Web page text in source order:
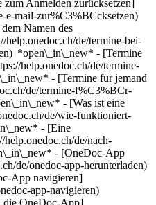
Anmelden zurücksetzen]
e-mail-zur%C3%BCcksetzen)
Namen des
help.onedoc.ch/de/termine-bei-
*open\_in\_new* - [Termine
help.onedoc.ch/de/termine-
- [Termine für jemand
de/termine-f%C3%BCr-
- [Was ist eine
de/wie-funktioniert-
- [Eine
help.onedoc.ch/de/nach-
- [OneDoc-App
de/onedoc-app-herunterladen)
App navigieren]
app-navigieren)
OneDoc-App]